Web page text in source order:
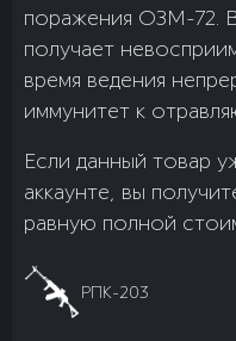
поражения ОЗМ-72.
получает
время ведения
иммунитет к
Если данный товар
аккаунте, вы
равную полной
РПК-203